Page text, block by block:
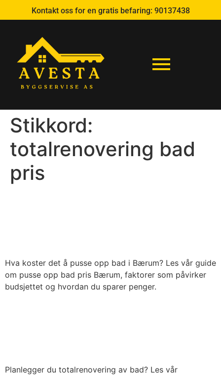
Kontakt oss for en gratis befaring: 90137438
Stikkord:
totalrenovering bad
pris
Hva koster det å pusse opp bad i Bærum? Les vår guide
om pusse opp bad pris Bærum, faktorer som påvirker
budsjettet og hvordan du sparer penger.
Planlegger du totalrenovering av bad? Les vår